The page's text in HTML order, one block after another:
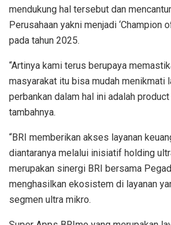
mendukung hal tersebut dan
Perusahaan yakni menjadi ‘Champion
pada tahun 2025.
“Artinya kami terus berupaya
masyarakat itu bisa mudah menikmati
perbankan dalam hal ini adalah
tambahnya.
“BRI memberikan akses layanan
diantaranya melalui inisiatif holding
merupakan sinergi BRI bersama
menghasilkan ekosistem di layanan
segmen ultra mikro.